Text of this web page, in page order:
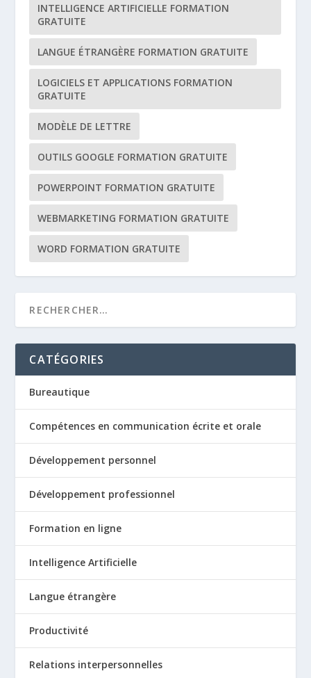
INTELLIGENCE ARTIFICIELLE FORMATION
GRATUITE
LANGUE ÉTRANGÈRE FORMATION GRATUITE
LOGICIELS ET APPLICATIONS FORMATION
GRATUITE
MODÈLE DE LETTRE
OUTILS GOOGLE FORMATION GRATUITE
POWERPOINT FORMATION GRATUITE
WEBMARKETING FORMATION GRATUITE
WORD FORMATION GRATUITE
CATÉGORIES
Bureautique
Compétences en communication écrite et orale
Développement personnel
Développement professionnel
Formation en ligne
Intelligence Artificielle
Langue étrangère
Productivité
Relations interpersonnelles